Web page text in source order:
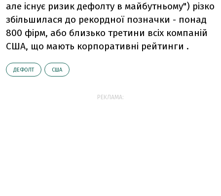
але існує ризик дефолту в майбутньому") різко
збільшилася до рекордної позначки - понад
800 фірм, або близько третини всіх компаній
США, що мають корпоративні рейтинги .
ДЕФОЛТ США
РЕКЛАМА: